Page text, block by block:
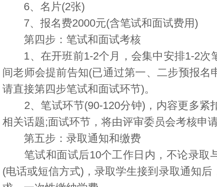
6、名片(2张)
7、报名费2000元(含笔试和面试费用)
第四步：笔试和面试考核
1、在开班前1-2个月，会集中安排1-2次
间老师会提前告知(已通过第一、二步预报名
请直接第四步笔试和面试环节)。
2、笔试环节(90-120分钟)，内容更多紧
相关话题;面试环节，将由评审委员会考核申
第五步：录取通知和缴费
笔试和面试后10个工作日内，不论录取
(电话或短信方式)，录取学生接到录取通知